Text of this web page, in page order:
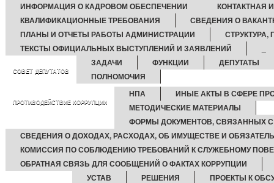
ИНФОРМАЦИЯ О КАДРОВОМ ОБЕСПЕЧЕНИИ
КОНТАКТНАЯ
КВАЛИФИКАЦИОННЫЕ ТРЕБОВАНИЯ
СВЕДЕНИЯ О
ПЛАНЫ И ОТЧЕТЫ РАБОТЫ АДМИНИСТРАЦИИ
ТЕКСТЫ ОФИЦИАЛЬНЫХ ВЫСТУПЛЕНИЙ И ЗАЯВЛЕНИЙ
СОВЕТ ДЕПУТАТОВ
ЗАДАЧИ ФУНКЦИИ
ДЕПУТАТЫ
ПОЛНОМОЧИЯ
ПРОТИВОДЕЙСТВИЕ КОРРУПЦИИ
НПА
ИНЫЕ АКТЫ В СФЕРЕ
МЕТОДИЧЕСКИЕ МАТЕРИАЛЫ
ФОРМЫ ДОКУМЕНТОВ, СВЯЗАННЫХ
СВЕДЕНИЯ О ДОХОДАХ, РАСХОДАХ, ОБ ИМУЩЕСТВЕ И
КОМИССИЯ ПО СОБЛЮДЕНИЮ ТРЕБОВАНИЙ К СЛУЖЕБНОМУ
ОБРАТНАЯ СВЯЗЬ ДЛЯ СООБЩЕНИЙ О ФАКТАХ КОРРУПЦИИ
УСТАВ РЕШЕНИЯ
ПРОЕКТЫ К